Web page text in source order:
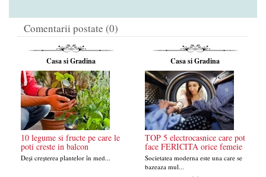
Comentarii postate (0)
Casa si Gradina
10 legume si fructe pe care le
poti creste in balcon
Deși creșterea plantelor în med...
Casa si Gradina
TOP 5 electrocasnice care pot
face FERICITA orice femeie
Societatea moderna este una care se
bazeaza mul...